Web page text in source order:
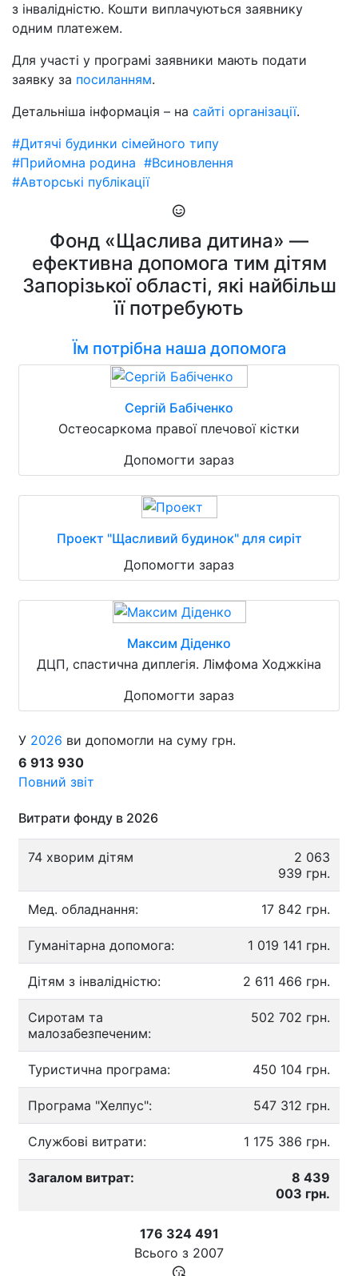
з інвалідністю. Кошти виплачуються заявнику
одним платежем.
Для участі у програмі заявники мають подати
заявку за посиланням.
Детальніша інформація – на сайті організації.
#Дитячі будинки сімейного типу
#Прийомна родина #Всиновлення
#Авторські публікації
Фонд «Щаслива дитина» —
ефективна допомога тим дітям
Запорізької області, які найбільш
її потребують
Їм потрібна наша допомога
Сергій Бабіченко
Остеосаркома правої плечової кістки
Допомогти зараз
Проект "Щасливий будинок" для сиріт
Допомогти зараз
Максим Діденко
ДЦП, спастична диплегія. Лімфома Ходжкіна
Допомогти зараз
У 2026 ви допомогли на суму грн.
6 913 930
Повний звіт
Витрати фонду в 2026
74 хворим дітям
2 063
939 грн.
Мед. обладнання: 17 842 грн.
Гуманітарна допомога: 1 019 141 грн.
Дітям з інвалідністю: 2 611 466 грн.
Сиротам та
малозабезпеченим:
502 702 грн.
Туристична програма: 450 104 грн.
Програма "Хелпус": 547 312 грн.
Службові витрати: 1 175 386 грн.
Загалом витрат:
8 439
003 грн.
176 324 491
Всього з 2007